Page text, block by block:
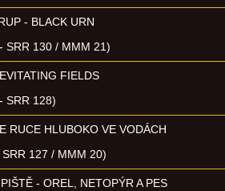
- BLACK URN
SRR 130 / MMM 21)
FIELDS
SRR 128)
RUCE HLUBOKO VE VODÁCH
127 / MMM 20)
- OREL, NETOPÝR A PES